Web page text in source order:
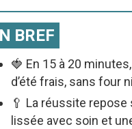
BREF
🍓 En 15 à 20
d’été frais, sans four
🥄 La réussite
lissée avec soin et